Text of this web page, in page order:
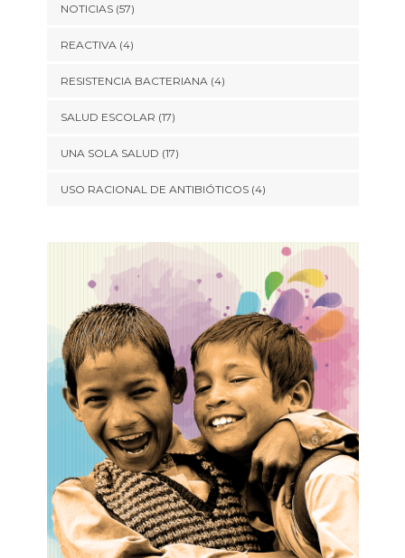
NOTICIAS(57)
REACTIVA (4)
RESISTENCIA BACTERIANA (4)
SALUD ESCOLAR (17)
UNA SOLA SALUD (17)
USO RACIONAL DE ANTIBIÓTICOS(4)